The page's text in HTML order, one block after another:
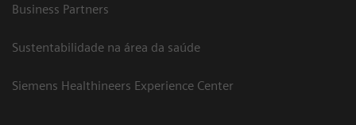
Business Partners
Sustentabilidade na área da saúde
Siemens Healthineers Experience Center